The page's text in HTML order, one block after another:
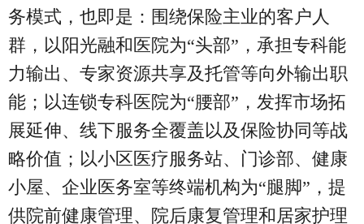
务模式，也即是：围绕保险主业的客户人
群，以阳光融和医院为“头部”，承担专科能
力输出、专家资源共享及托管等向外输出职
能；以连锁专科医院为“腰部”，发挥市场拓
展延伸、线下服务全覆盖以及保险协同等战
略价值；以小区医疗服务站、门诊部、健康
小屋、企业医务室等终端机构为“腿脚”，提
供院前健康管理、院后康复管理和居家护理